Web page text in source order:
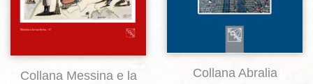
Collana Messina e la
Collana Abralia